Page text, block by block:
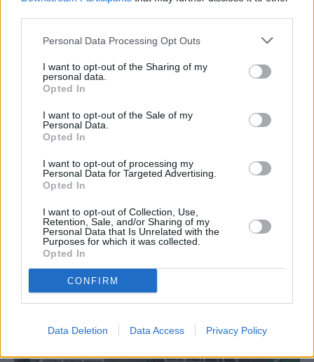
Personal Data Processing Opt Outs
I want to opt-out of the Sharing of my
personal data.
Opted In
I want to opt-out of the Sale of my
Personal Data.
Opted In
I want to opt-out of processing my
Personal Data for Targeted Advertising.
Opted In
I want to opt-out of Collection, Use,
Retention, Sale, and/or Sharing of my
Personal Data that Is Unrelated with the
Purposes for which it was collected.
Opted In
CONFIRM
Data Deletion Data Access Privacy Policy
PREVIOUS ARTICLE
«τυχερές» αγορές στα
βιντεοπαιχνίδια – Τι αλλάζει
Συνεχίζεται το ράλι μετά τα